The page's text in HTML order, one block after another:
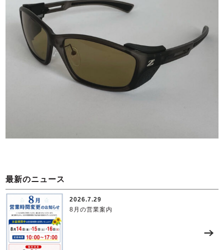
最新のニュース
2026.7.29
8月の営業案内